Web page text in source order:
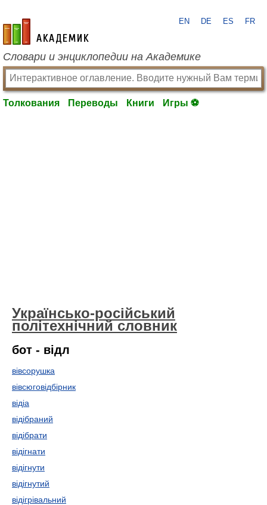
academic.ru
EN DE ES FR
Словари и энциклопедии на Академике
Толкования Переводы Книги Игры ⚽
Українсько-російський
політехнічний словник
бот - відл
вівсорушка
вівсюговідбірник
відіа
відібраний
відібрати
відігнати
відігнути
відігнутий
відігрівальний